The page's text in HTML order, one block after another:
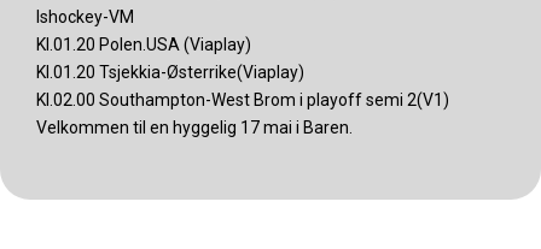
Ishockey-VM
Kl.01.20 Polen.USA (Viaplay)
Kl.01.20 Tsjekkia-Østerrike(Viaplay)
Kl.02.00 Southampton-West Brom i playoff semi 2(V1)
Velkommen til en hyggelig 17 mai i Baren.